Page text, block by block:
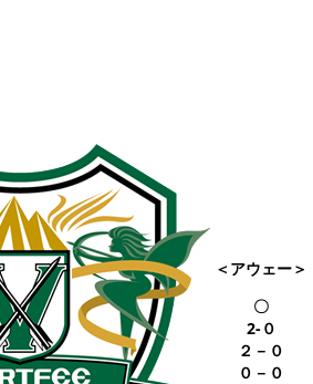
＜アウェー＞
〇
2-０
２－０
０－０